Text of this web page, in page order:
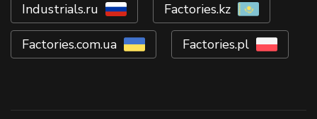
Industrials.ru Factories.kz
Factories.com.ua Factories.pl